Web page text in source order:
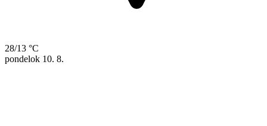
28/13 °C
pondelok 10. 8.